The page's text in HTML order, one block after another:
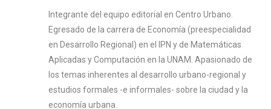
Integrante del equipo editorial en Centro Urbano.
Egresado de la carrera de Economía (preespecialidad
en Desarrollo Regional) en el IPN y de Matemáticas
Aplicadas y Computación en la UNAM. Apasionado de
los temas inherentes al desarrollo urbano-regional y
estudios formales -e informales- sobre la ciudad y la
economía urbana.